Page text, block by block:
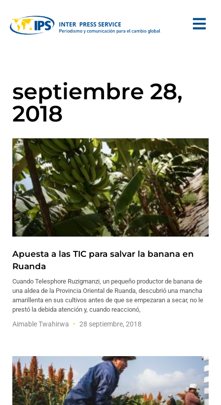
septiembre 28,
2018
Apuesta a las TIC para salvar la banana en
Ruanda
Cuando Telesphore Ruzigmanzi, un pequeño productor de banana de
una aldea de la Provincia Oriental de Ruanda, descubrió una mancha
amarillenta en sus cultivos antes de que se empezaran a secar, no le
prestó la debida atención y, cuando reaccionó,
Aimable Twahirwa 28 septiembre, 2018